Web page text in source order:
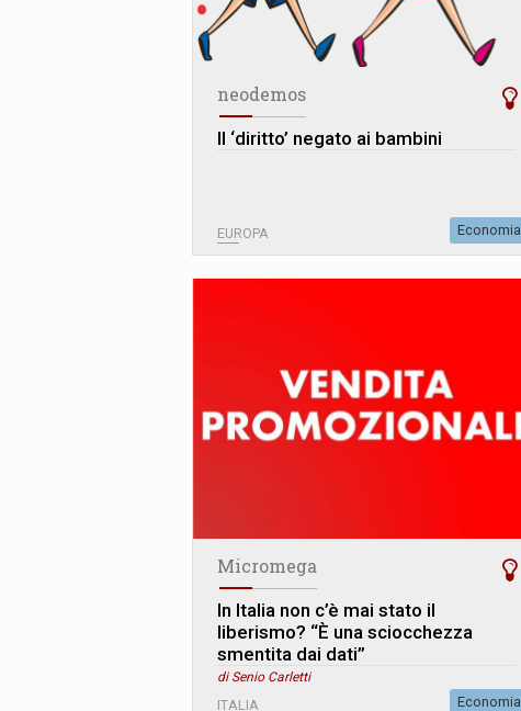
neodemos
Il ‘diritto’ negato ai bambini
EUROPA Economia
Micromega
In Italia non c’è mai stato il
liberismo? “È una sciocchezza
smentita dai dati”
di Senio Carletti
ITALIA Economia